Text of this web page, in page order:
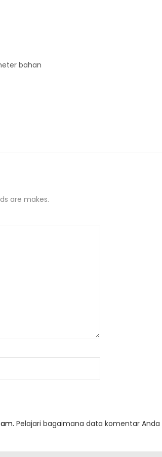
bahan
are makes.
Pelajari bagaimana data komentar Anda